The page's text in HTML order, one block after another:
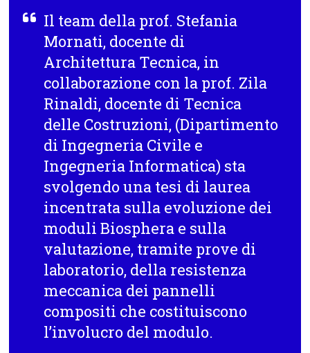
Il team della prof. Stefania
Mornati, docente di
Architettura Tecnica, in
collaborazione con la prof. Zila
Rinaldi, docente di Tecnica
delle Costruzioni, (Dipartimento
di Ingegneria Civile e
Ingegneria Informatica) sta
svolgendo una tesi di laurea
incentrata sulla evoluzione dei
moduli Biosphera e sulla
valutazione, tramite prove di
laboratorio, della resistenza
meccanica dei pannelli
compositi che costituiscono
l’involucro del modulo.